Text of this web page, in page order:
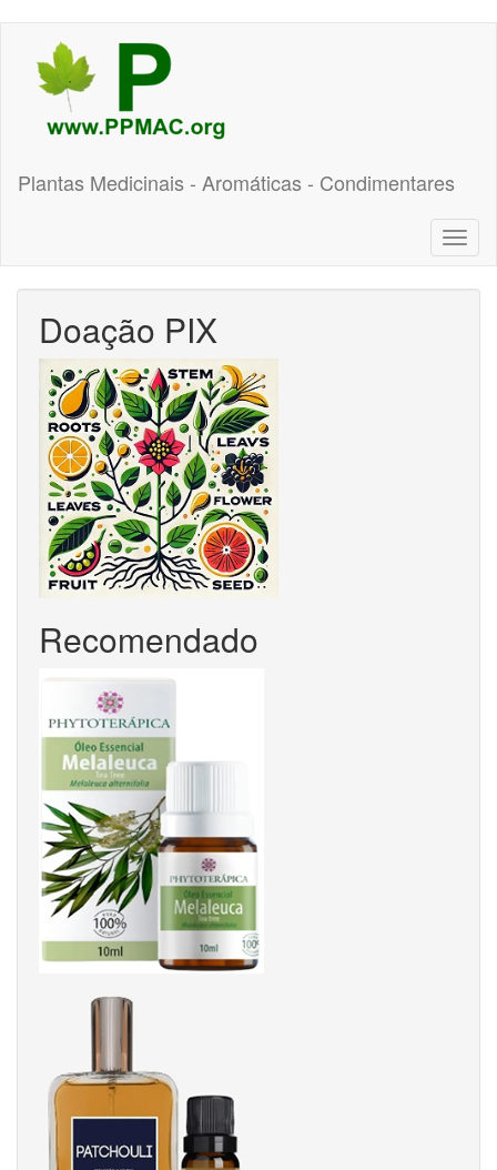
conteúdo
principal
Plantas Medicinais - Aromáticas - Condimentares
Doação PIX
Recomendado